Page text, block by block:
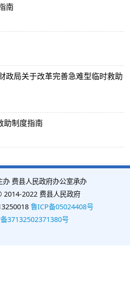
南
政局关于改革完善急难型临时救助
助制度指南
办 费县人民政府办公室承办
2022 费县人民政府
鲁ICP备05024408号
37132502371380号